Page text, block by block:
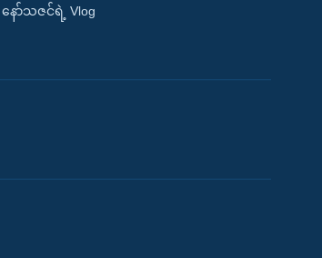
နော်သဇင်ရဲ့ Vlog